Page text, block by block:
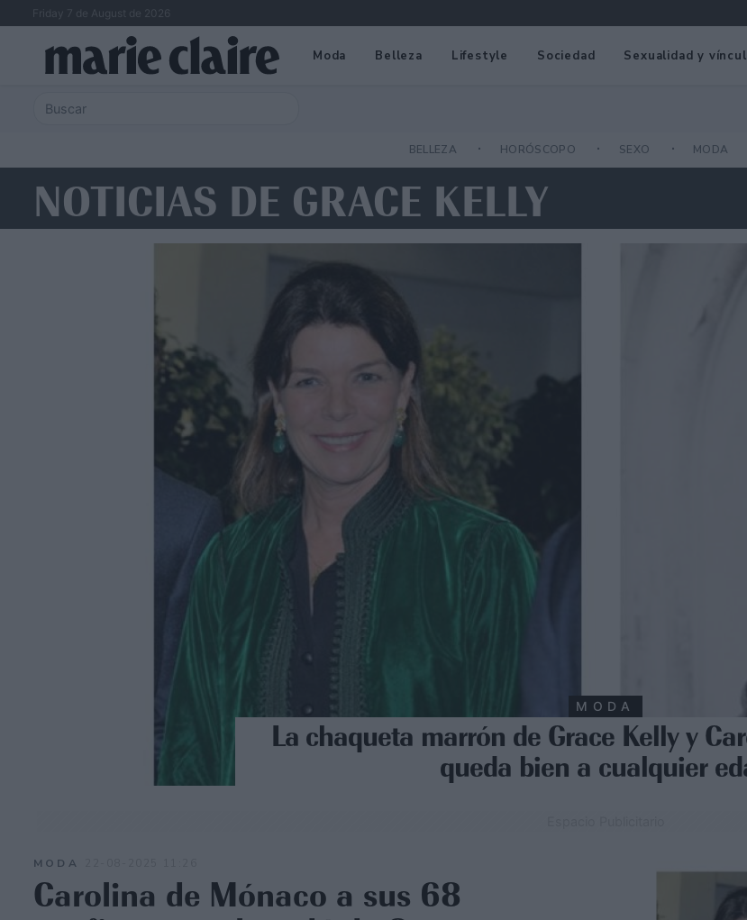
Friday 7 de August de 2026
Moda Belleza Lifestyle Sociedad Sexualidad y
BELLEZA HORÓSCOPO SEXO MODA
NOTICIAS DE GRACE KELLY
MODA
La chaqueta marrón de Grace Kelly y
queda bien a cualquier
MODA
Carolina de Mónaco a sus 68